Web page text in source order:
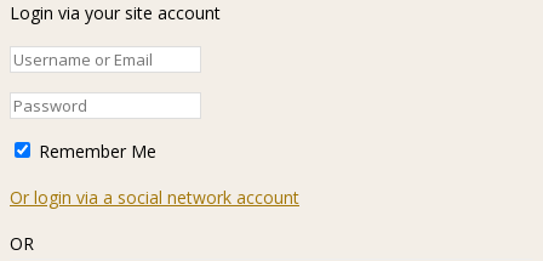
Login via your site account
Remember Me
Or login via a social network account
OR